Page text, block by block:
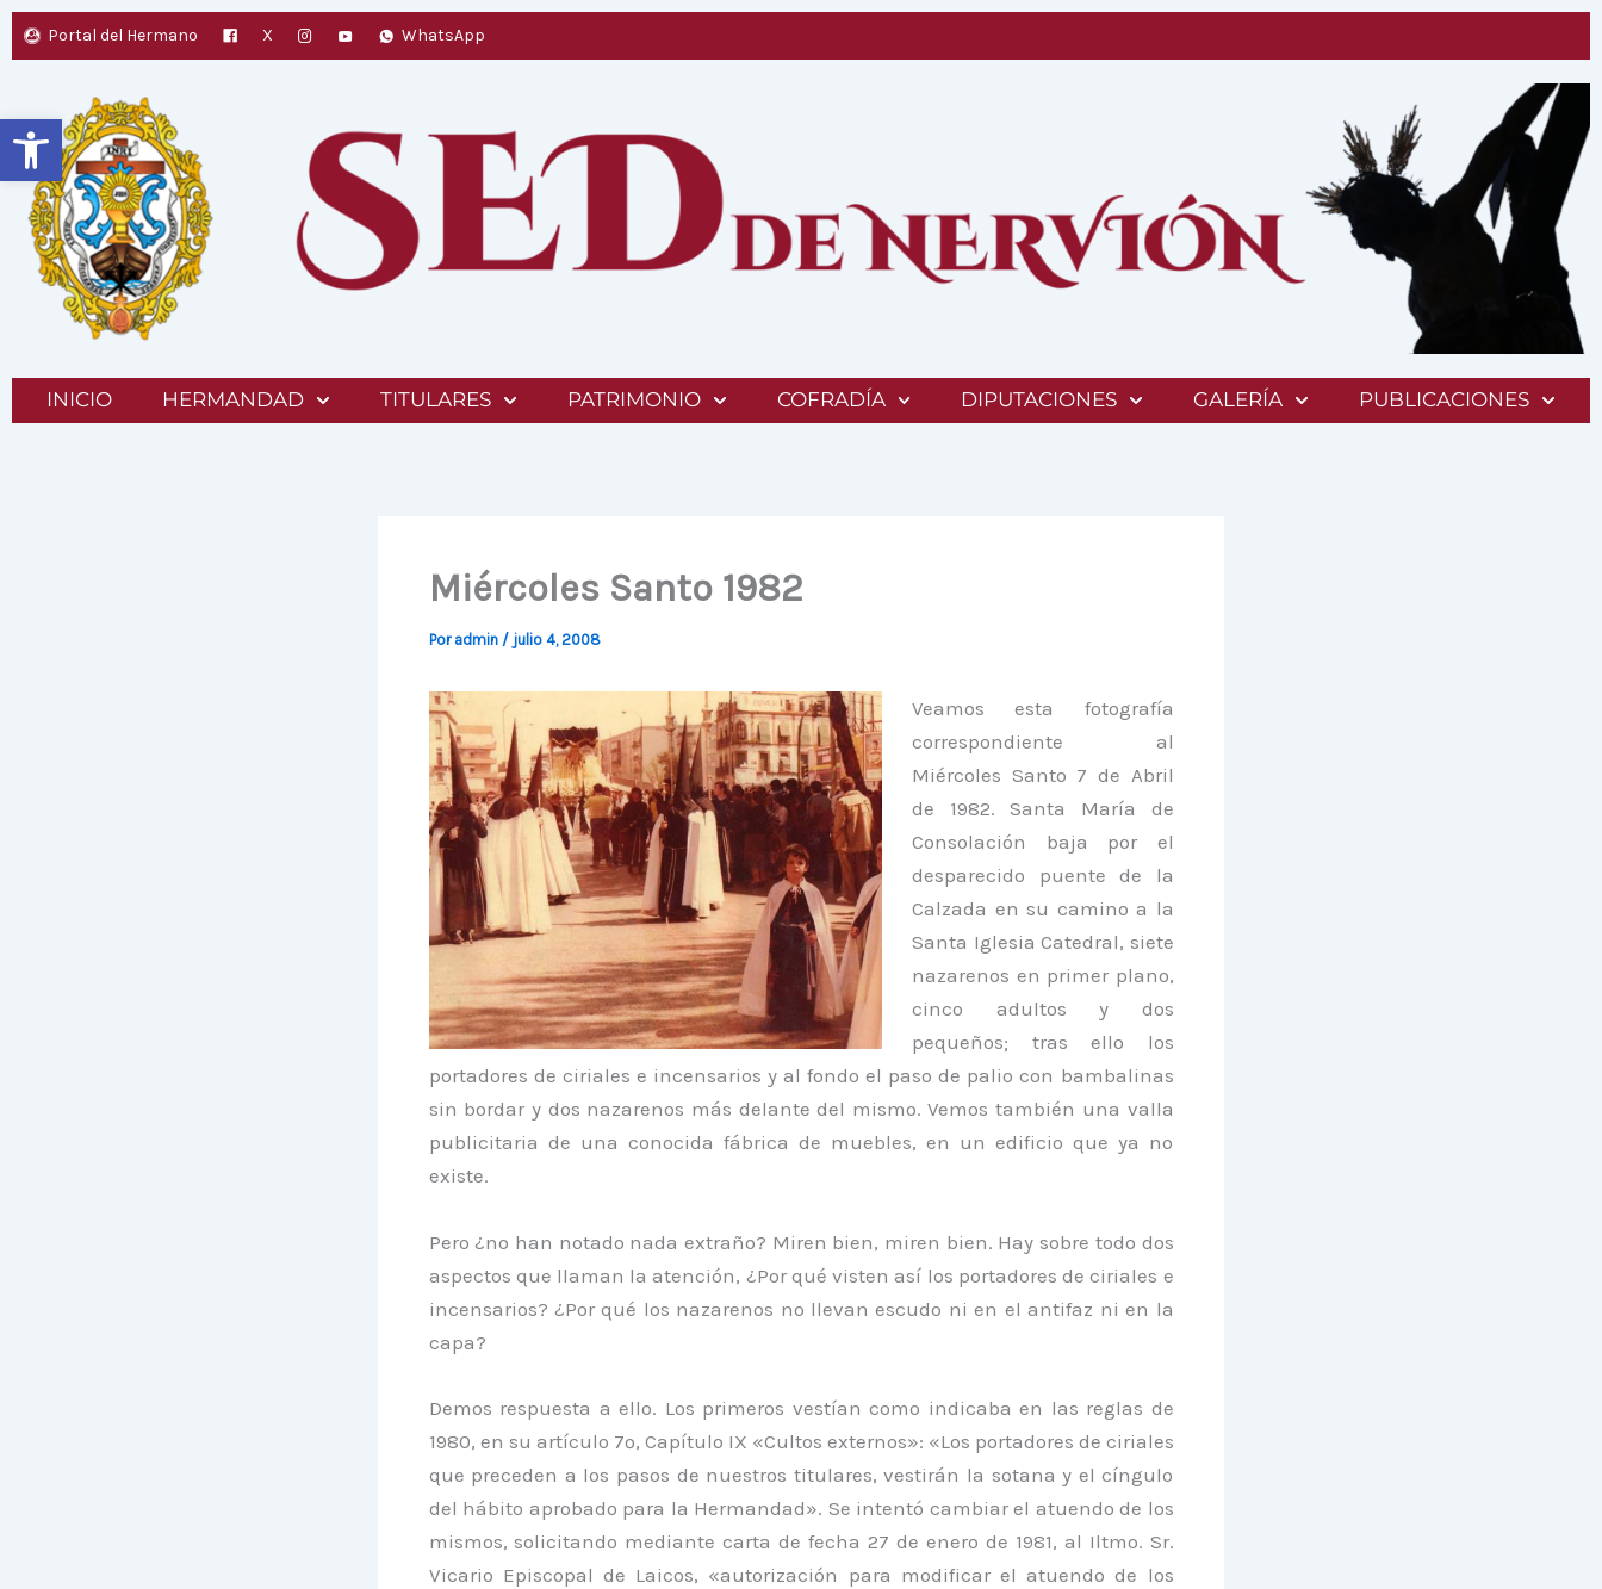
Abrir barra de herramientas
Portal del Hermano X WhatsApp
INICIO HERMANDAD TITULARES PATRIMONIO COFRADÍA DIPUTACIONES GALERÍA PUBLICACIONES
Miércoles Santo 1982
Por admin / julio 4, 2008
Veamos esta fotografía
correspondiente al
Miércoles Santo 7 de Abril
de 1982. Santa María de
Consolación baja por el
desparecido puente de la
Calzada en su camino a la
Santa Iglesia Catedral, siete
nazarenos en primer plano,
cinco adultos y dos
pequeños; tras ello los
portadores de ciriales e incensarios y al fondo el paso de palio con bambalinas
sin bordar y dos nazarenos más delante del mismo. Vemos también una valla
publicitaria de una conocida fábrica de muebles, en un edificio que ya no
existe.
Pero ¿no han notado nada extraño? Miren bien, miren bien. Hay sobre todo dos
aspectos que llaman la atención, ¿Por qué visten así los portadores de ciriales e
incensarios? ¿Por qué los nazarenos no llevan escudo ni en el antifaz ni en la
capa?
Demos respuesta a ello. Los primeros vestían como indicaba en las reglas de
1980, en su artículo 7º, Capítulo IX «Cultos externos»: «Los portadores de ciriales
que preceden a los pasos de nuestros titulares, vestirán la sotana y el cíngulo
del hábito aprobado para la Hermandad». Se intentó cambiar el atuendo de los
mismos, solicitando mediante carta de fecha 27 de enero de 1981, al Iltmo. Sr.
Vicario Episcopal de Laicos, «autorización para modificar el atuendo de los